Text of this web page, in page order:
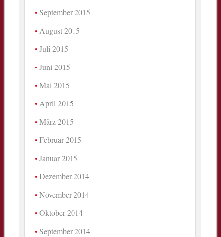
September 2015
August 2015
Juli 2015
Juni 2015
Mai 2015
April 2015
März 2015
Februar 2015
Januar 2015
Dezember 2014
November 2014
Oktober 2014
September 2014